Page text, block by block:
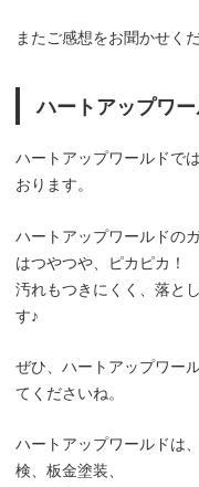
またご感想をお聞かせく
ハートアップワ
ハートアップワールドで
おります。
ハートアップワールドの
はつやつや、ピカピカ！
汚れもつきにくく、落と
す♪
ぜひ、ハートアップワー
てくださいね。
ハートアップワールドは
検、板金塗装、